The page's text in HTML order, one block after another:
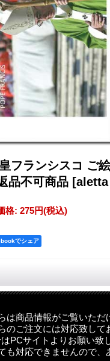
フランシスコ ご
品不可商品
格: 275円(税込)
でシェア
絵です。
数量を「1」にすると、
と、同絵柄のご絵が50
は商品情報がご覧いただ
のご注文には対応致して
PCサイトよりお願い致
も対応できませんので、